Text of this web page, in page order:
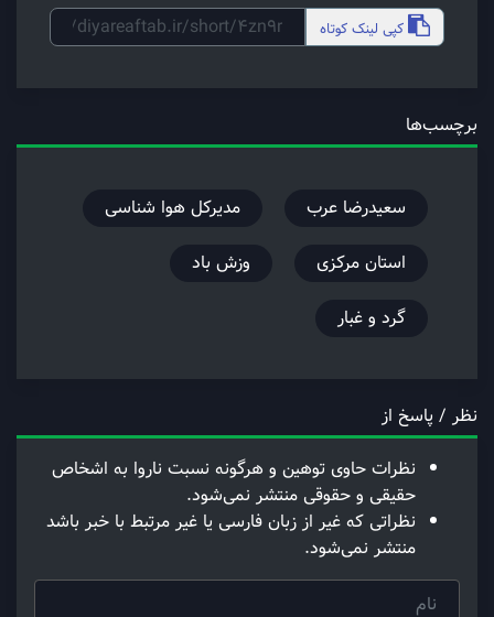
کپی لینک کوتاه
برچسب‌ها
سعیدرضا عرب
مدیرکل هوا شناسی
استان مرکزی
وزش باد
گرد و غبار
نظر / پاسخ از
نظرات حاوی توهین و هرگونه نسبت ناروا به اشخاص
حقیقی و حقوقی منتشر نمی‌شود.
نظراتی که غیر از زبان فارسی یا غیر مرتبط با خبر باشد
منتشر نمی‌شود.